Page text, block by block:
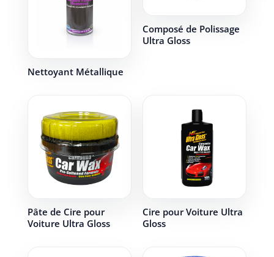
Nettoyant Métallique
Composé de Polissage
Ultra Gloss
Pâte de Cire pour
Voiture Ultra Gloss
Cire pour Voiture Ultra
Gloss